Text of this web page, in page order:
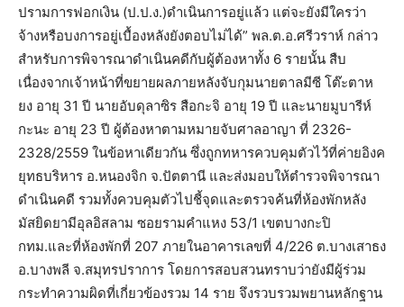
ปรามการฟอกเงิน (ป.ป.ง.)ดำเนินการอยู่แล้ว แต่จะยังมีใครว่า
จ้างหรือบงการอยู่เบื้องหลังยังตอบไม่ได้” พล.ต.อ.ศรีวราห์ กล่าว
สำหรับการพิจารณาดำเนินคดีกับผู้ต้องหาทั้ง 6 รายนั้น สืบ
เนื่องจากเจ้าหน้าที่ขยายผลภายหลังจับกุมนายตาลมีซี โต๊ะตาห
ยง อายุ 31 ปี นายอับดุลาซิร สือกะจิ อายุ 19 ปี และนายมูบารีห์
กะนะ อายุ 23 ปี ผู้ต้องหาตามหมายจับศาลอาญา ที่ 2326-
2328/2559 ในข้อหาเดียวกัน ซึ่งถูกทหารควบคุมตัวไว้ที่ค่ายอิงค
ยุทธบริหาร อ.หนองจิก จ.ปัตตานี และส่งมอบให้ตำรวจพิจารณา
ดำเนินคดี รวมทั้งควบคุมตัวไปชี้จุดและตรวจค้นที่ห้องพักหลัง
มัสยิดยามีอุลอิสลาม ซอยรามคำแหง 53/1 เขตบางกะปิ
กทม.และที่ห้องพักที่ 207 ภายในอาคารเลขที่ 4/226 ต.บางเสาธง
อ.บางพลี จ.สมุทรปราการ โดยการสอบสวนทราบว่ายังมีผู้ร่วม
กระทำความผิดที่เกี่ยวข้องรวม 14 ราย จึงรวบรวมพยานหลักฐาน